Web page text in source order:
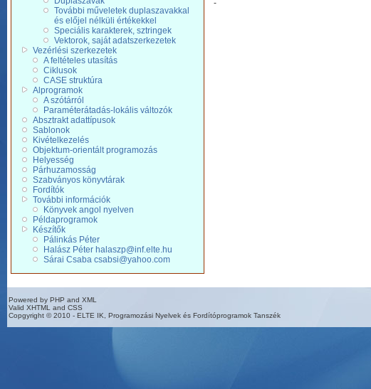
További műveletek duplaszavakkal
és előjel nélküli értékekkel
Speciális karakterek, sztringek
Vektorok, saját adatszerkezetek
Vezérlési szerkezetek
A feltételes utasítás
Ciklusok
CASE struktúra
Alprogramok
A szótárról
Paraméterátadás-lokális változók
Absztrakt adattípusok
Sablonok
Kivételkezelés
Objektum-orientált programozás
Helyesség
Párhuzamosság
Szabványos könyvtárak
Fordítók
További információk
Könyvek angol nyelven
Példaprogramok
Készítők
Pálinkás Péter
Halász Péter halaszp@inf.elte.hu
Sárai Csaba csabsi@yahoo.com
-
Powered by PHP and XML
Valid XHTML and CSS
Copgyright © 2010 - ELTE IK, Programozási Nyelvek és Fordítóprogramok Tanszék